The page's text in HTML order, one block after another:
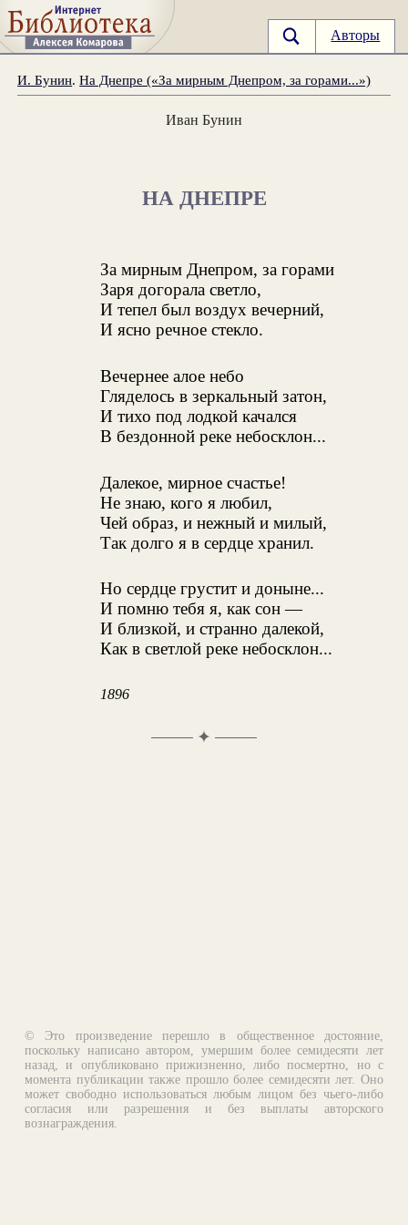
Авторы
И. Бунин.На Днепре («За мирным Днепром, за горами...»)
Иван Бунин
НА ДНЕПРЕ
За мирным Днепром, за горами
Заря догорала светло,
И тепел был воздух вечерний,
И ясно речное стекло.
Вечернее алое небо
Гляделось в зеркальный затон,
И тихо под лодкой качался
В бездонной реке небосклон...
Далекое, мирное счастье!
Не знаю, кого я любил,
Чей образ, и нежный и милый,
Так долго я в сердце хранил.
Но сердце грустит и доныне...
И помню тебя я, как сон —
И близкой, и странно далекой,
Как в светлой реке небосклон...
1896
✦
© Это произведение перешло в общественное достояние,
поскольку написано автором, умершим более семидесяти лет
назад, и опубликовано прижизненно, либо посмертно, но с
момента публикации также прошло более семидесяти лет. Оно
может свободно использоваться любым лицом без чьего-либо
согласия или разрешения и без выплаты авторского
вознаграждения.